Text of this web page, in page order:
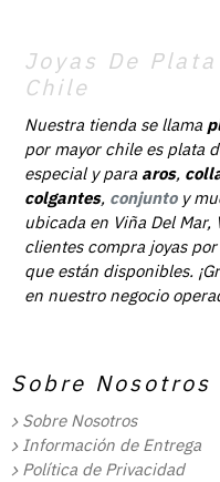
Joyas De
Chile
Nuestra tienda se llama
por mayor chile es plata
especial y para aros,
colgantes, conjunto y
ubicada en Viña Del Mar,
clientes compra joyas
que están disponibles.
en nuestro negocio
Sobre Nosotros
Sobre Nosotros
Información de Entrega
Política de Privacidad